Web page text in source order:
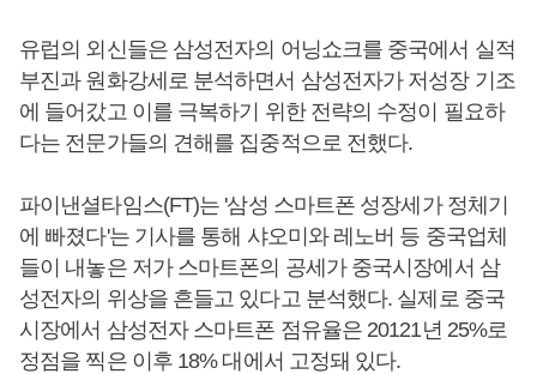
유럽의 외신들은 삼성전자의 어닝쇼크를 중국에서 실적
부진과 원화강세로 분석하면서 삼성전자가 저성장 기조
에 들어갔고 이를 극복하기 위한 전략의 수정이 필요하
다는 전문가들의 견해를 집중적으로 전했다.
파이낸셜타임스(FT)는 '삼성 스마트폰 성장세가 정체기
에 빠졌다'는 기사를 통해 샤오미와 레노버 등 중국업체
들이 내놓은 저가 스마트폰의 공세가 중국시장에서 삼
성전자의 위상을 흔들고 있다고 분석했다. 실제로 중국
시장에서 삼성전자 스마트폰 점유율은 20121년 25%로
정점을 찍은 이후 18% 대에서 고정돼 있다.